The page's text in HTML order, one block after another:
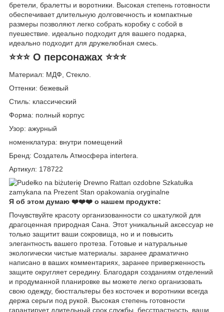
бретели, бралетты и воротники. Высокая степень готовности
обеспечивает длительную долговечность и компактные
размеры позволяют легко собрать коробку с собой в
пуешествие. идеально подходит для вашего подарка,
идеально подходит для дружелюбная смесь.
⭐⭐⭐ О персонажах ⭐⭐⭐
Материал: МДФ, Стекло.
Оттенки: бежевый
Стиль: классический
Форма: полный корпус
Узор: ажурный
номенклатура: внутри помещений
Бренд: Создатель Атмосфера intertera.
Артикул: 178722
Я об этом думаю ❤️❤️❤️ о нашем продукте:
Почувствуйте красоту организованности со шкатулкой для
драгоценная природная Сана. Этот уникальный аксессуар не
только защитит ваши сокровища, но и и повысить
элегантность вашего протеза. Готовые и натуральные
экологически чистые материалы. заранее драматично
написано в ваших комментариях, заранее приверженность
защите округляет середину. Благодаря созданиям отделений
и продуманной планировке вы можете легко организовать
свою одежду, бюстгальтеры без косточек и воротники всегда
держа серьги под рукой. Высокая степень готовности
гарантирует длительный срок службы. бесстрастность, ваши